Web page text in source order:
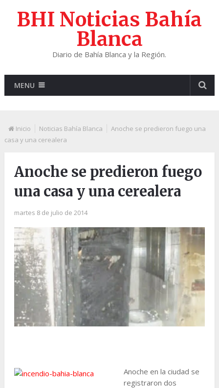
BHI Noticias Bahía
Blanca
Diario de Bahía Blanca y la Región.
MENU
Inicio Noticias Bahía Blanca
Anoche se predieron fuego una
casa y una cerealera
Anoche se predieron fuego
una casa y una cerealera
martes 8 de julio de 2014
Anoche en la ciudad se
registraron dos